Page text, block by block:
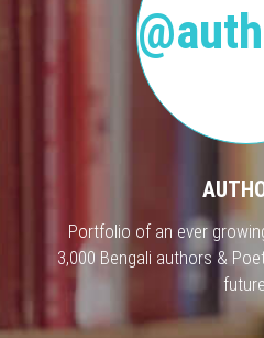
Portfolio of an ever
3,000 Bengali authors &
future.